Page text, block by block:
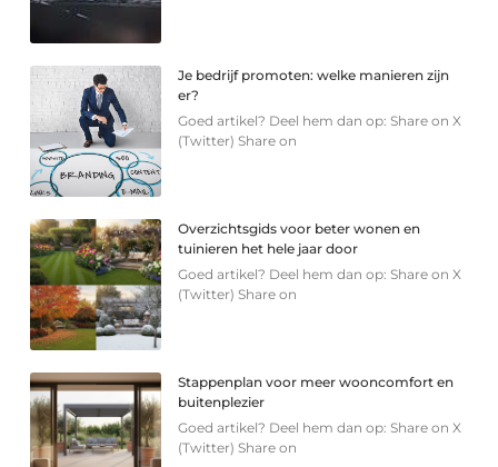
Je bedrijf promoten: welke manieren zijn
er?
Goed artikel? Deel hem dan op: Share on X
(Twitter) Share on
Overzichtsgids voor beter wonen en
tuinieren het hele jaar door
Goed artikel? Deel hem dan op: Share on X
(Twitter) Share on
Stappenplan voor meer wooncomfort en
buitenplezier
Goed artikel? Deel hem dan op: Share on X
(Twitter) Share on